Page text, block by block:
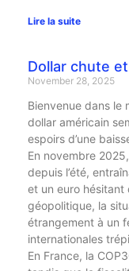
Lire la suite
Dollar chute
November 28, 2025
Bienvenue dans le
dollar américain
espoirs d’une
En novembre
depuis l’été,
et un euro hésitant
géopolitique, la
étrangement à un
internationales
En France, la